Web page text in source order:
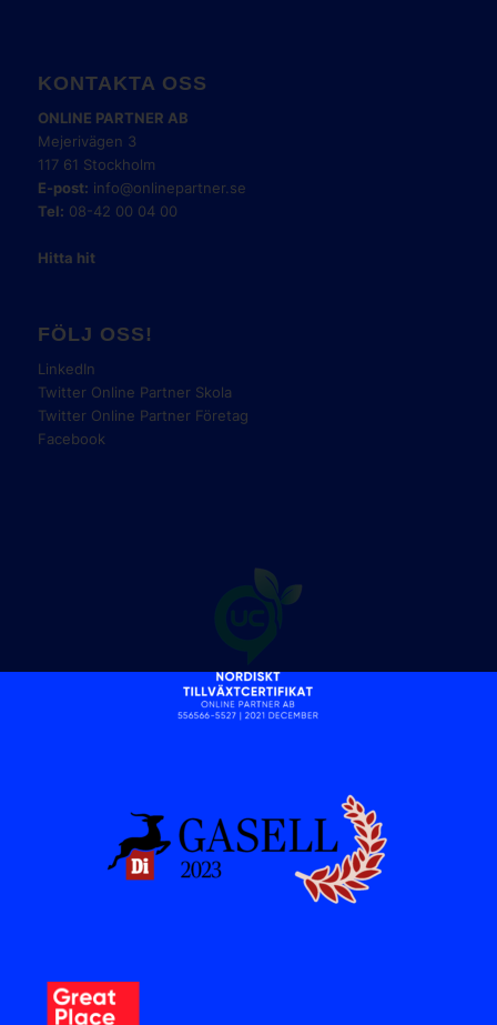
KONTAKTA OSS
ONLINE PARTNER AB
Mejerivägen 3
117 61 Stockholm
E-post: info@onlinepartner.se
Tel: 08-42 00 04 00
Hitta hit
FÖLJ OSS!
LinkedIn
Twitter Online Partner Skola
Twitter Online Partner Företag
Facebook